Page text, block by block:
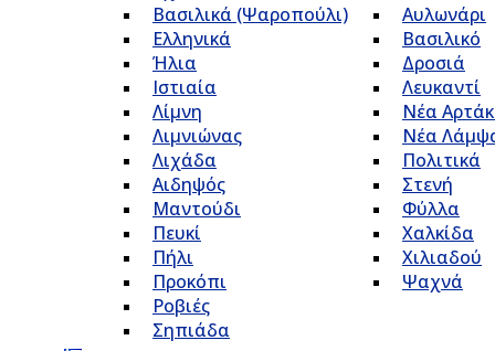
Βασιλικά (Ψαροπούλι)
Ελληνικά
Ήλια
Ιστιαία
Λίμνη
Λιμνιώνας
Λιχάδα
Αιδηψός
Μαντούδι
Πευκί
Πήλι
Προκόπι
Ροβιές
Σηπιάδα
Αυλωνάρι
Βασιλικό
Δροσιά
Λευκαντί
Νέα
Νέα
Πολιτικά
Στενή
Φύλλα
Χαλκίδα
Χιλιαδού
Ψαχνά